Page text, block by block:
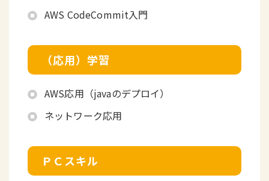
AWS CodeCommit入門
（応用）学習
AWS応用（javaのデプロイ）
ネットワーク応用
ＰＣスキル